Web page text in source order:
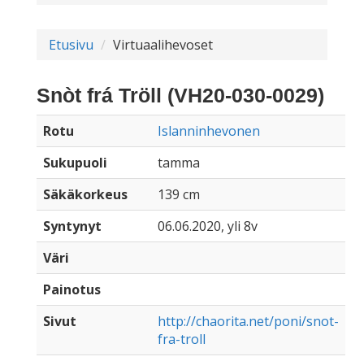
Etusivu Virtuaalihevoset
Snòt frá Tröll (VH20-030-0029)
Rotu
Islanninhevonen
Sukupuoli
tamma
Säkäkorkeus
139 cm
Syntynyt
06.06.2020, yli 8v
Väri
Painotus
Sivut
http://chaorita.net/poni/snot-
fra-troll